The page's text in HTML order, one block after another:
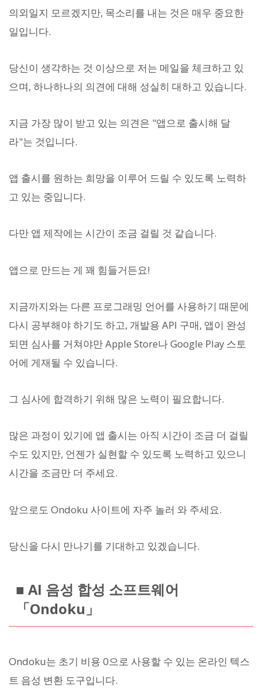
의외일지 모르겠지만, 목소리를 내는 것은 매우 중요한
일입니다.
당신이 생각하는 것 이상으로 저는 메일을 체크하고 있
으며, 하나하나의 의견에 대해 성실히 대하고 있습니다.
지금 가장 많이 받고 있는 의견은 "앱으로 출시해 달
라"는 것입니다.
앱 출시를 원하는 희망을 이루어 드릴 수 있도록 노력하
고 있는 중입니다.
다만 앱 제작에는 시간이 조금 걸릴 것 같습니다.
앱으로 만드는 게 꽤 힘들거든요!
지금까지와는 다른 프로그래밍 언어를 사용하기 때문에
다시 공부해야 하기도 하고, 개발용 API 구매, 앱이 완성
되면 심사를 거쳐야만 Apple Store나 Google Play 스토
어에 게재될 수 있습니다.
그 심사에 합격하기 위해 많은 노력이 필요합니다.
많은 과정이 있기에 앱 출시는 아직 시간이 조금 더 걸릴
수도 있지만, 언젠가 실현할 수 있도록 노력하고 있으니
시간을 조금만 더 주세요.
앞으로도 Ondoku 사이트에 자주 놀러 와 주세요.
당신을 다시 만나기를 기대하고 있겠습니다.
■ AI 음성 합성 소프트웨어
「Ondoku」
Ondoku는 초기 비용 0으로 사용할 수 있는 온라인 텍스
트 음성 변환 도구입니다.